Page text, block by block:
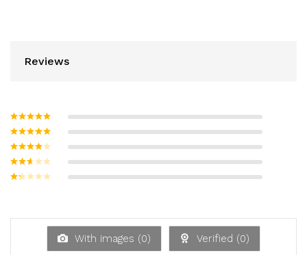
Reviews
Bewertet mit
Bewertet
5
Bewerte
von 5
Bew
et
With images (0) Verified (0)